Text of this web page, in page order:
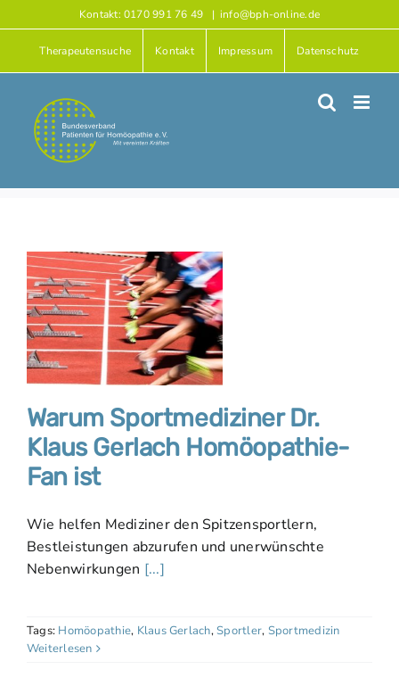
Inhalt
springen
Kontakt: 0170 991 76 49 | info@bph-online.de
Therapeutensuche Kontakt Impressum Datenschutz
Warum Sportmediziner Dr.
Klaus Gerlach Homöopathie-
Fan ist
Wie helfen Mediziner den Spitzensportlern,
Bestleistungen abzurufen und unerwünschte
Nebenwirkungen [...]
Tags: Homöopathie, Klaus Gerlach,Sportler, Sportmedizin
Weiterlesen